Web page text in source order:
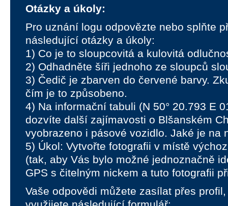
Otázky a úkoly:
Pro uznání logu odpovězte nebo splňte
následující otázky a úkoly:
1) Co je to sloupcovitá a kulovitá
2) Odhadněte šíři jednoho ze sloupců
3) Čedič je zbarven do červené barvy.
čím je to způsobeno.
4) Na informační tabuli (N 50° 20.793 E
dozvíte další zajímavosti o Blšanském
vyobrazeno i pásové vozidlo. Jaké je na
5) Úkol: Vytvořte fotografii v místě
(tak, aby Vás bylo možné jednoznačně
GPS s čitelným nickem a tuto fotografii
Vaše odpovědi můžete zasílat přes